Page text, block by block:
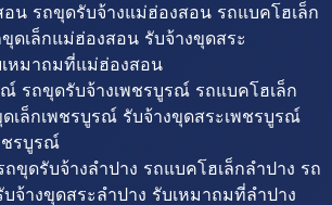
น รถขุดรับจ้างแม่ฮ่องสอน รถแบคโฮเล็ก
ดเล็กแม่ฮ่องสอน รับจ้างขุดสระ
หมาถมที่แม่ฮ่องสอน
รถขุดรับจ้างเพชรบูรณ์ รถแบคโฮเล็ก
เล็กเพชรบูรณ์ รับจ้างขุดสระเพชรบูรณ์
ชรบูรณ์
ถขุดรับจ้างลำปาง รถแบคโฮเล็กลำปาง รถ
จ้างขุดสระลำปาง รับเหมาถมที่ลำปาง